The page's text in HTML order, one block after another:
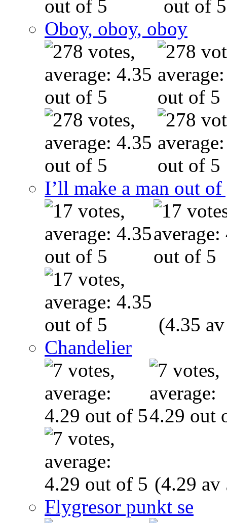
Oboy, oboy, oboy
I’ll make a man out
(4.35
Chandelier
(4.29 av
Flygresor punkt se